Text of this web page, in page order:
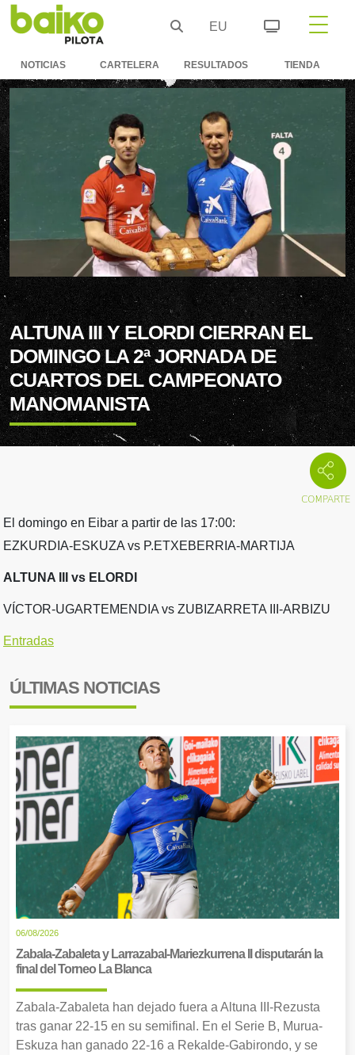
EU
NOTICIAS CARTELERA RESULTADOS TIENDA
ALTUNA III Y ELORDI CIERRAN EL
DOMINGO LA 2ª JORNADA DE
CUARTOS DEL CAMPEONATO
MANOMANISTA
El domingo en Eibar a partir de las 17:00:
EZKURDIA-ESKUZA vs P.ETXEBERRIA-MARTIJA
ALTUNA III vs ELORDI
VÍCTOR-UGARTEMENDIA vs ZUBIZARRETA III-ARBIZU
Entradas
ÚLTIMAS NOTICIAS
06/08/2026
Zabala-Zabaleta y Larrazabal-Mariezkurrena II disputarán la
final del Torneo La Blanca
Zabala-Zabaleta han dejado fuera a Altuna III-Rezusta
tras ganar 22-15 en su semifinal. En el Serie B, Murua-
Eskuza han ganado 22-16 a Rekalde-Gabirondo, y se